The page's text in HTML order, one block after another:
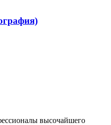
высочайшего